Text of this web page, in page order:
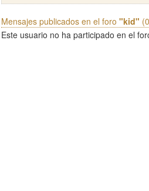
Mensajes publicados en el foro "kid"
Este usuario no ha participado en el